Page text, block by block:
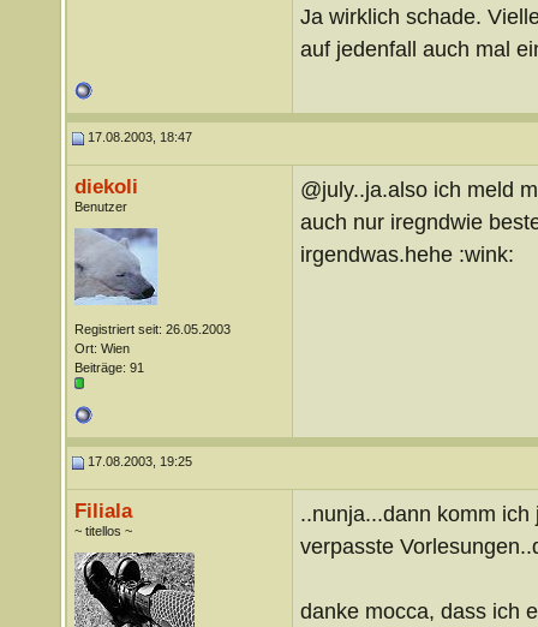
Ja wirklich schade.
auf jedenfall auch mal
17.08.2003, 18:47
diekoli
Benutzer
Registriert seit: 26.05.2003
Ort: Wien
Beiträge: 91
@july..ja.also ich meld
auch nur iregndwie
irgendwas.hehe :wink:
17.08.2003, 19:25
Filiala
~ titellos ~
..nunja...dann komm
verpasste
danke mocca, dass ich